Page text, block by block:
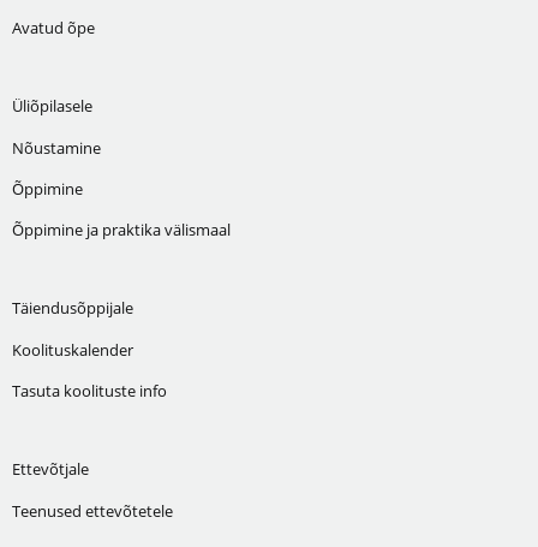
Avatud õpe
Üliõpilasele
Nõustamine
Õppimine
Õppimine ja praktika välismaal
Täiendusõppijale
Koolituskalender
Tasuta koolituste info
Ettevõtjale
Teenused ettevõtetele